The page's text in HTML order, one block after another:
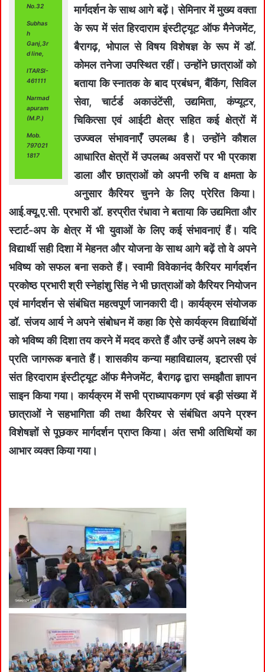
No.32
Subhas
h
Ganj,3r
d line,
ITARSI-
461111
Narmad
apuram
(M.P.)
Mob.
797021
1817
मार्गदर्शन के साथ आगे बढ़ें। सेमिनार में मुख्य वक्ता
के रूप में संत हिरदाराम इंस्टीट्यूट ऑफ मैनेजमेंट,
बैरागढ़, भोपाल से विषय विशेषज्ञ के रूप में डॉ.
कोमल तनेजा उपस्थित रहीं। उन्होंने छात्राओं को
बताया कि स्नातक के बाद प्रबंधन, बैंकिंग, सिविल
सेवा, चार्टर्ड अकाउंटेंसी, उद्यमिता, कंप्यूटर,
चिकित्सा एवं आईटी क्षेत्र सहित कई क्षेत्रों में
उज्ज्वल संभावनाएँ उपलब्ध है। उन्होंने कौशल
आधारित क्षेत्रों में उपलब्ध अवसरों पर भी प्रकाश
डाला और छात्राओं को अपनी रुचि व क्षमता के
अनुसार कैरियर चुनने के लिए प्रेरित किया।
आई.क्यू.ए.सी. प्रभारी डॉ. हरप्रीत रंधावा ने बताया कि उद्यमिता और
स्टार्ट-अप के क्षेत्र में भी युवाओं के लिए कई संभावनाएं हैं। यदि
विद्यार्थी सही दिशा में मेहनत और योजना के साथ आगे बढ़ें तो वे अपने
भविष्य को सफल बना सकते हैं। स्वामी विवेकानंद कैरियर मार्गदर्शन
प्रकोष्ठ प्रभारी श्री स्नेहांशु सिंह ने भी छात्राओं को कैरियर नियोजन
एवं मार्गदर्शन से संबंधित महत्वपूर्ण जानकारी दी। कार्यक्रम संयोजक
डॉ. संजय आर्य ने अपने संबोधन में कहा कि ऐसे कार्यक्रम विद्यार्थियों
को भविष्य की दिशा तय करने में मदद करते हैं और उन्हें अपने लक्ष्य के
प्रति जागरूक बनाते हैं। शासकीय कन्या महाविद्यालय, इटारसी एवं
संत हिरदाराम इंस्टीट्यूट ऑफ मैनेजमेंट, बैरागढ़ द्वारा समझौता ज्ञापन
साइन किया गया। कार्यक्रम में सभी प्राध्यापकगण एवं बड़ी संख्या में
छात्राओं ने सहभागिता की तथा कैरियर से संबंधित अपने प्रश्न
विशेषज्ञों से पूछकर मार्गदर्शन प्राप्त किया। अंत सभी अतिथियों का
आभार व्यक्त किया गया।